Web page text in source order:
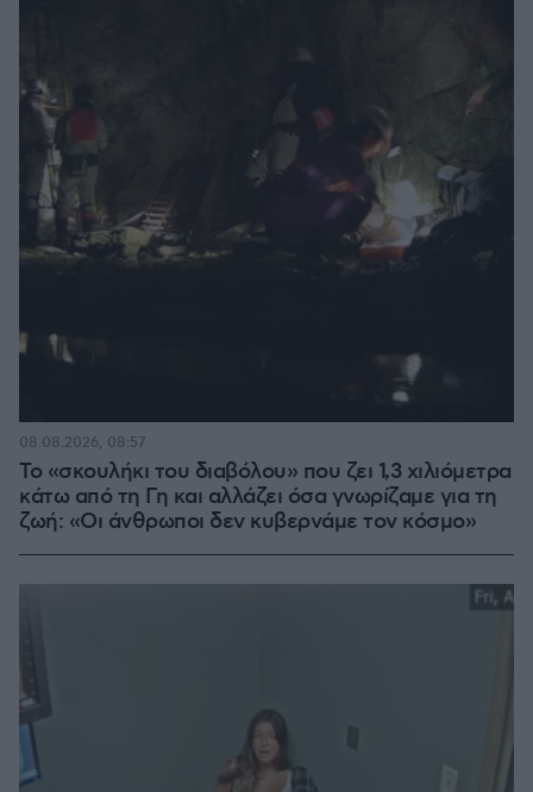
Το «σκουλήκι του διαβόλου» που ζει 1,3 χιλιόμετρα
κάτω από τη Γη και αλλάζει όσα γνωρίζαμε για τη
ζωή: «Οι άνθρωποι δεν κυβερνάμε τον κόσμο»
08.08.2026, 08:57